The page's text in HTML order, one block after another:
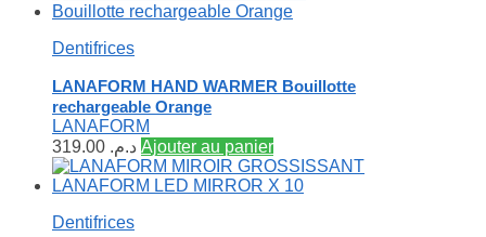
Dentifrices
LANAFORM HAND WARMER Bouillotte
rechargeable Orange
LANAFORM
د.م. Ajouter au panier
Dentifrices